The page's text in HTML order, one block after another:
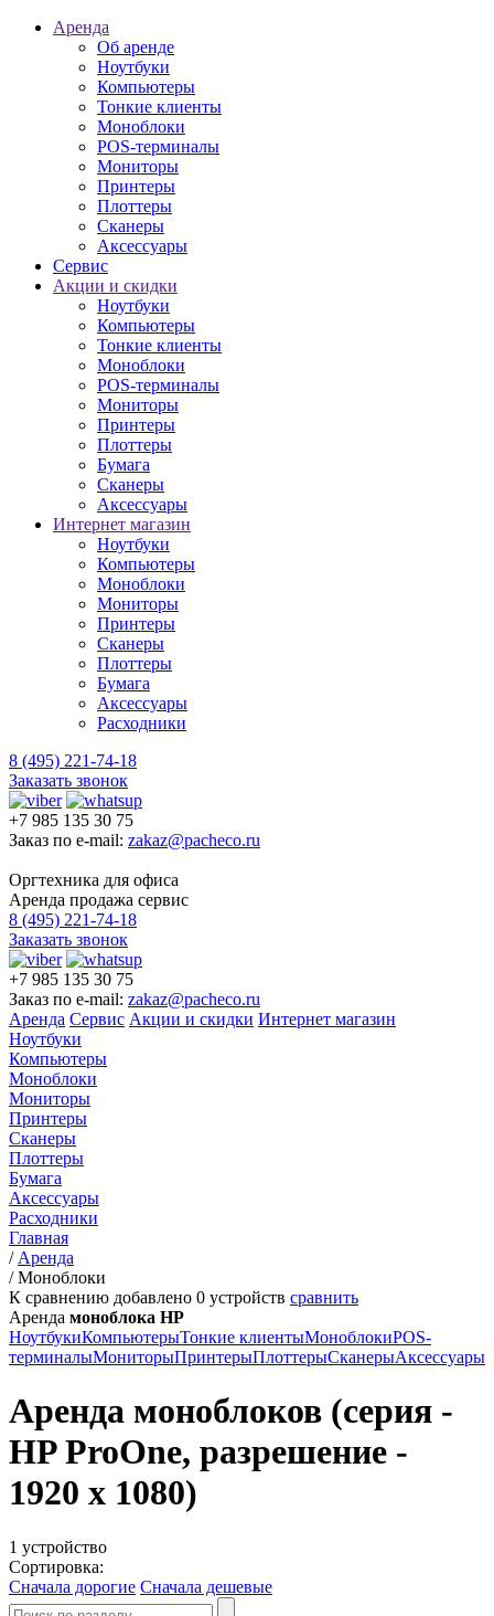
Аренда
Об аренде
Ноутбуки
Компьютеры
Тонкие клиенты
Моноблоки
POS-терминалы
Мониторы
Принтеры
Плоттеры
Сканеры
Аксессуары
Сервис
Акции и скидки
Ноутбуки
Компьютеры
Тонкие клиенты
Моноблоки
POS-терминалы
Мониторы
Принтеры
Плоттеры
Бумага
Сканеры
Аксессуары
Интернет магазин
Ноутбуки
Компьютеры
Моноблоки
Мониторы
Принтеры
Сканеры
Плоттеры
Бумага
Аксессуары
Расходники
8 (495) 221-74-18
Заказать звонок
+7 985 135 30 75
Заказ по e-mail: zakaz@pacheco.ru
Оргтехника для офиса
Аренда продажа сервис
8 (495) 221-74-18
Заказать звонок
+7 985 135 30 75
Заказ по e-mail: zakaz@pacheco.ru
Аренда Сервис Акции и скидки Интернет магазин
Ноутбуки
Компьютеры
Моноблоки
Мониторы
Принтеры
Сканеры
Плоттеры
Бумага
Аксессуары
Расходники
Главная
/ Аренда
/Моноблоки
К сравнению добавлено 0 устройств сравнить
Аренда моноблока HP
НоутбукиКомпьютерыТонкие клиентыМоноблокиPOS-
терминалыМониторыПринтерыПлоттерыСканерыАксессуары
Аренда моноблоков (серия -
HP ProOne, разрешение -
1920 x 1080)
1 устройство
Сортировка:
Сначала дорогие Сначала дешевые